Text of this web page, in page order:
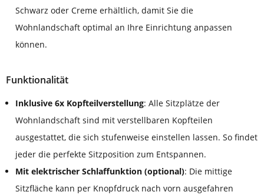
Schwarz oder Creme erhältlich, damit Sie die
Wohnlandschaft optimal an Ihre Einrichtung anpassen
können.
Funktionalität
Inklusive 6x Kopfteilverstellung: Alle Sitzplätze der
Wohnlandschaft sind mit verstellbaren Kopfteilen
ausgestattet, die sich stufenweise einstellen lassen. So findet
jeder die perfekte Sitzposition zum Entspannen.
Mit elektrischer Schlaffunktion (optional): Die mittige
Sitzfläche kann per Knopfdruck nach vorn ausgefahren